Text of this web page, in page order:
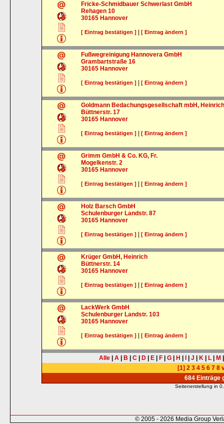
Fricke-Schmidbauer Schwerlast GmbH
Rehagen 10
30165 Hannover
[ Eintrag bestätigen ] |[ Eintrag ändern ]
Fußwegreinigung Hannovera GmbH
Grambartstraße 16
30165 Hannover
[ Eintrag bestätigen ] |[ Eintrag ändern ]
Goldmann Bedachungsgesellschaft mbH,
Büttnerstr. 17
30165 Hannover
[ Eintrag bestätigen ] |[ Eintrag ändern ]
Grimm GmbH & Co. KG, Fr.
Mogelkenstr. 2
30165 Hannover
[ Eintrag bestätigen ] |[ Eintrag ändern ]
Holz Barsch GmbH
Schulenburger Landstr. 87
30165 Hannover
[ Eintrag bestätigen ] |[ Eintrag ändern ]
Krüger GmbH, Heinrich
Büttnerstr. 14
30165 Hannover
[ Eintrag bestätigen ] |[ Eintrag ändern ]
LackWerk GmbH
Schulenburger Landstr. 103
30165 Hannover
[ Eintrag bestätigen ] |[ Eintrag ändern ]
Alle A B C D E F G H J K L M
[1] 2 3 4 5 6 7 8
684 Einträge
Seitenerstellung in
© 2005 - 2026 Media Group